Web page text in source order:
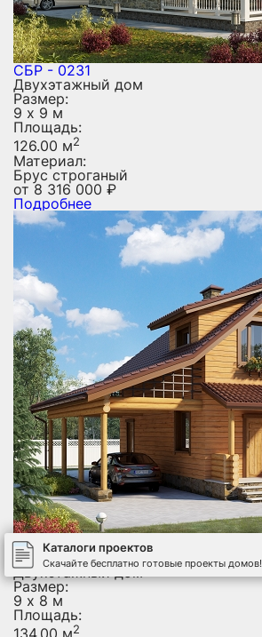
СБР - 0231
Двухэтажный дом
Размер:
9 х 9 м
Площадь:
126.00 м2
Материал:
Брус строганый
от8 316 000 ₽
Подробнее
СБР - 0232
Двухэтажный дом
Размер:
9 х 8 м
Площадь:
134.00 м2
Каталоги проектов
Скачайте бесплатно готовые проекты домов!